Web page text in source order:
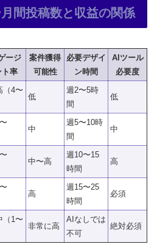
間投稿数と収益の関係
ージ
ト率
案件獲得
可能性
必要デザイ
ン時間
AIツール
必要度
（4〜
低
週2〜5時
間
低
中
週5〜10時
間
中
中〜高
週10〜15
時間
高
高
週15〜25
時間
必須
（1〜
非常に高
AIなしでは
不可
絶対必須